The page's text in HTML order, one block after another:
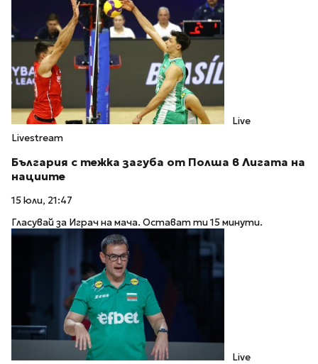
Live
Livestream
България с тежка загуба от Полша в Лигата на
нациите
15 юли, 21:47
Гласувай за Играч на мача. Остават ти 15 минути.
Live